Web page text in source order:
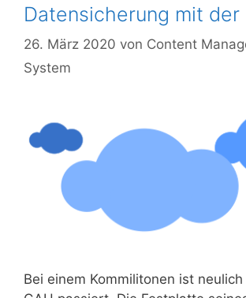
Datensicherung mit der
26. März 2020 von Content
System
Bei einem Kom­mi­li­to­nen ist